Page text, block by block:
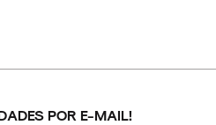
POR E-MAIL!